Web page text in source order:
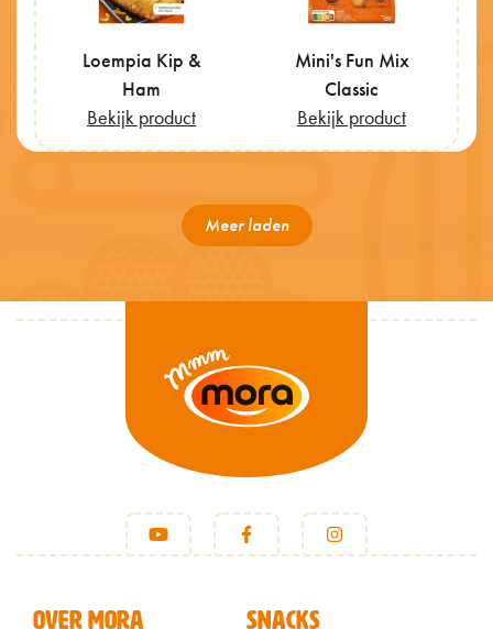
Loempia Kip &
Ham
Bekijk product
Mini's Fun Mix
Classic
Bekijk product
Meer laden
VOET
OVER MORA SNACKS